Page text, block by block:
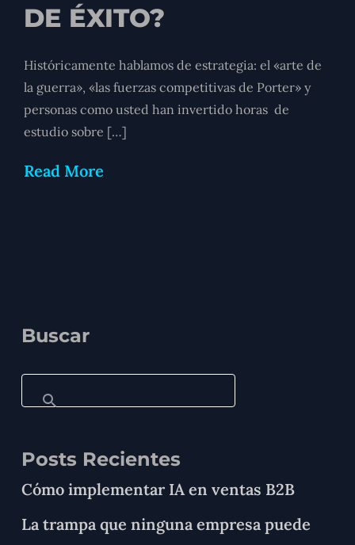
DE ÉXITO?
Históricamente hablamos de estrategia: el «arte de
la guerra», «las fuerzas competitivas de Porter» y
personas como usted han invertido horas de
estudio sobre […]
Read More
Buscar
Posts Recientes
Cómo implementar IA en ventas B2B
La trampa que ninguna empresa puede